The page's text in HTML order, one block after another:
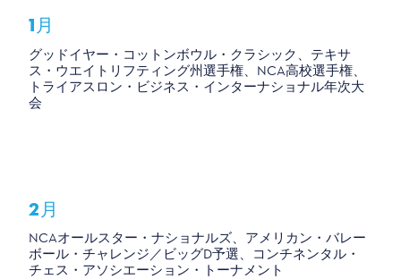
1月
グッドイヤー・コットンボウル・クラシック、テキサ
ス・ウエイトリフティング州選手権、NCA高校選手権、
トライアスロン・ビジネス・インターナショナル年次大
会
2月
NCAオールスター・ナショナルズ、アメリカン・バレー
ボール・チャレンジ／ビッグD予選、コンチネンタル・
チェス・アソシエーション・トーナメント